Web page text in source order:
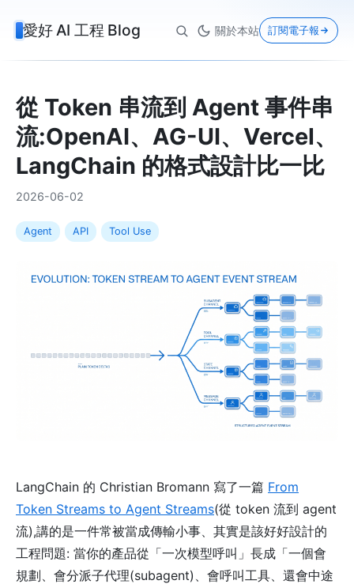
愛好 AI 工程 Blog 關於本站 訂閱電子報
從 Token 串流到 Agent 事件串
流:OpenAI、AG-UI、Vercel、
LangChain 的格式設計比一比
2026-06-02
Agent API Tool Use
LangChain 的 Christian Bromann 寫了一篇 From
Token Streams to Agent Streams(從 token 流到 agent
流),講的是一件常被當成傳輸小事、其實是該好好設計的
工程問題: 當你的產品從「一次模型呼叫」長成「一個會
規劃、會分派子代理(subagent)、會呼叫工具、還會中途